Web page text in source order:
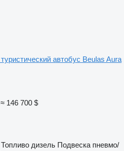
туристический автобус Beulas Aura
≈ 146 700 $
Топливо дизель Подвеска пневмо/